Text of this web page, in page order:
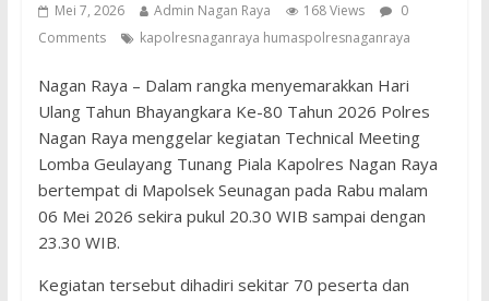
Mei 7, 2026 Admin Nagan Raya 168 Views
0
Comments
kapolresnaganraya humaspolresnaganraya
Nagan Raya – Dalam rangka menyemarakkan Hari
Ulang Tahun Bhayangkara Ke-80 Tahun 2026 Polres
Nagan Raya menggelar kegiatan Technical Meeting
Lomba Geulayang Tunang Piala Kapolres Nagan Raya
bertempat di Mapolsek Seunagan pada Rabu malam
06 Mei 2026 sekira pukul 20.30 WIB sampai dengan
23.30 WIB.
Kegiatan tersebut dihadiri sekitar 70 peserta dan